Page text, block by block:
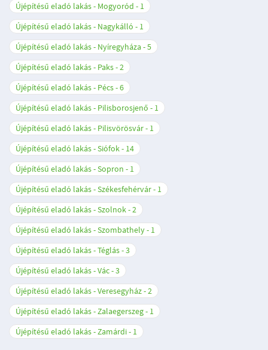
Újépítésű eladó lakás - Mogyoród
1
Újépítésű eladó lakás - Nagykálló
1
Újépítésű eladó lakás - Nyíregyháza 5
Újépítésű eladó lakás - Paks 2
Újépítésű eladó lakás - Pécs 6
Újépítésű eladó lakás - Pilisborosjenő
1
Újépítésű eladó lakás - Pilisvörösvár
1
Újépítésű eladó lakás - Siófok
14
Újépítésű eladó lakás - Sopron
1
Újépítésű eladó lakás - Székesfehérvár
1
Újépítésű eladó lakás - Szolnok 2
Újépítésű eladó lakás - Szombathely
1
Újépítésű eladó lakás - Téglás 3
Újépítésű eladó lakás - Vác 3
Újépítésű eladó lakás - Veresegyház 2
Újépítésű eladó lakás - Zalaegerszeg
1
Újépítésű eladó lakás - Zamárdi
1